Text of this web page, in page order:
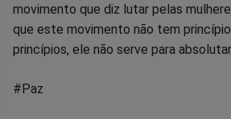
movimento que diz lutar pelas
que este movimento não tem
princípios, ele não serve para
#Paz